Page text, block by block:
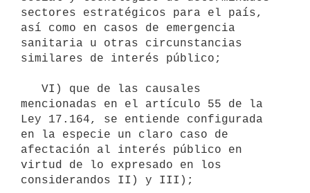
sectores estratégicos para el país,
así como en casos de emergencia
sanitaria u otras circunstancias
similares de interés público;
mencionadas en el artículo 55 de la
Ley 17.164, se entiende configurada
en la especie un claro caso de
afectación al interés público en
virtud de lo expresado en los
considerandos II) y III);